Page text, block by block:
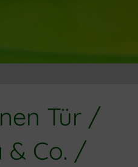
Tür /
& Co. /